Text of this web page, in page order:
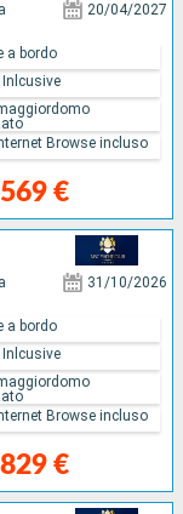
20/04/2027
€
a bordo
Inlcusive
Browse incluso
31/10/2026
€
a bordo
Inlcusive
Browse incluso